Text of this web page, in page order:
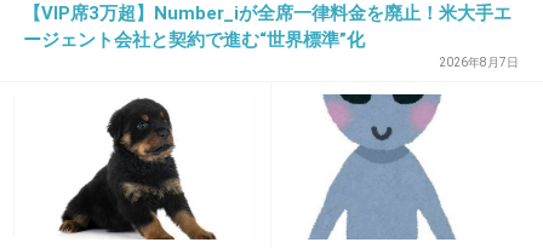
>6の堂珍の髪型 wwwwww
+23
【VIP席3万超】Number_iが全席一律料金を廃止！米大手エ
ージェント会社と契約で進む“世界標準”化
2026年8月7日